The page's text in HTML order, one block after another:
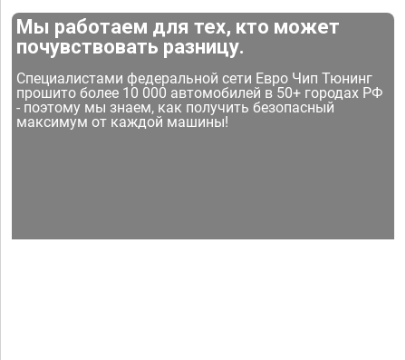
Мы работаем для тех, кто может
почувствовать разницу.
Специалистами федеральной сети Евро Чип Тюнинг
прошито более 10 000 автомобилей в 50+ городах РФ
- поэтому мы знаем, как получить безопасный
максимум от каждой машины!